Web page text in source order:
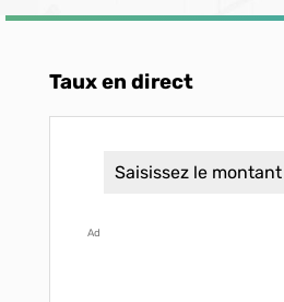
Taux en direct
Ad